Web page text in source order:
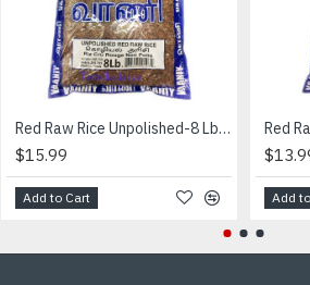
Red Raw Rice Unpolished-8 Lb - VAANIY - தீட்டாத சிவப்பு பச்சை அரிசி
$15.99
Add to Cart Add